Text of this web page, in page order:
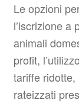
Le opzioni
l’iscrizione a
animali
profit,
tariffe
rateizzati